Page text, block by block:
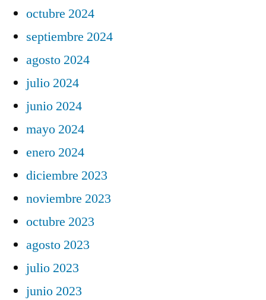
octubre 2024
septiembre 2024
agosto 2024
julio 2024
junio 2024
mayo 2024
enero 2024
diciembre 2023
noviembre 2023
octubre 2023
agosto 2023
julio 2023
junio 2023